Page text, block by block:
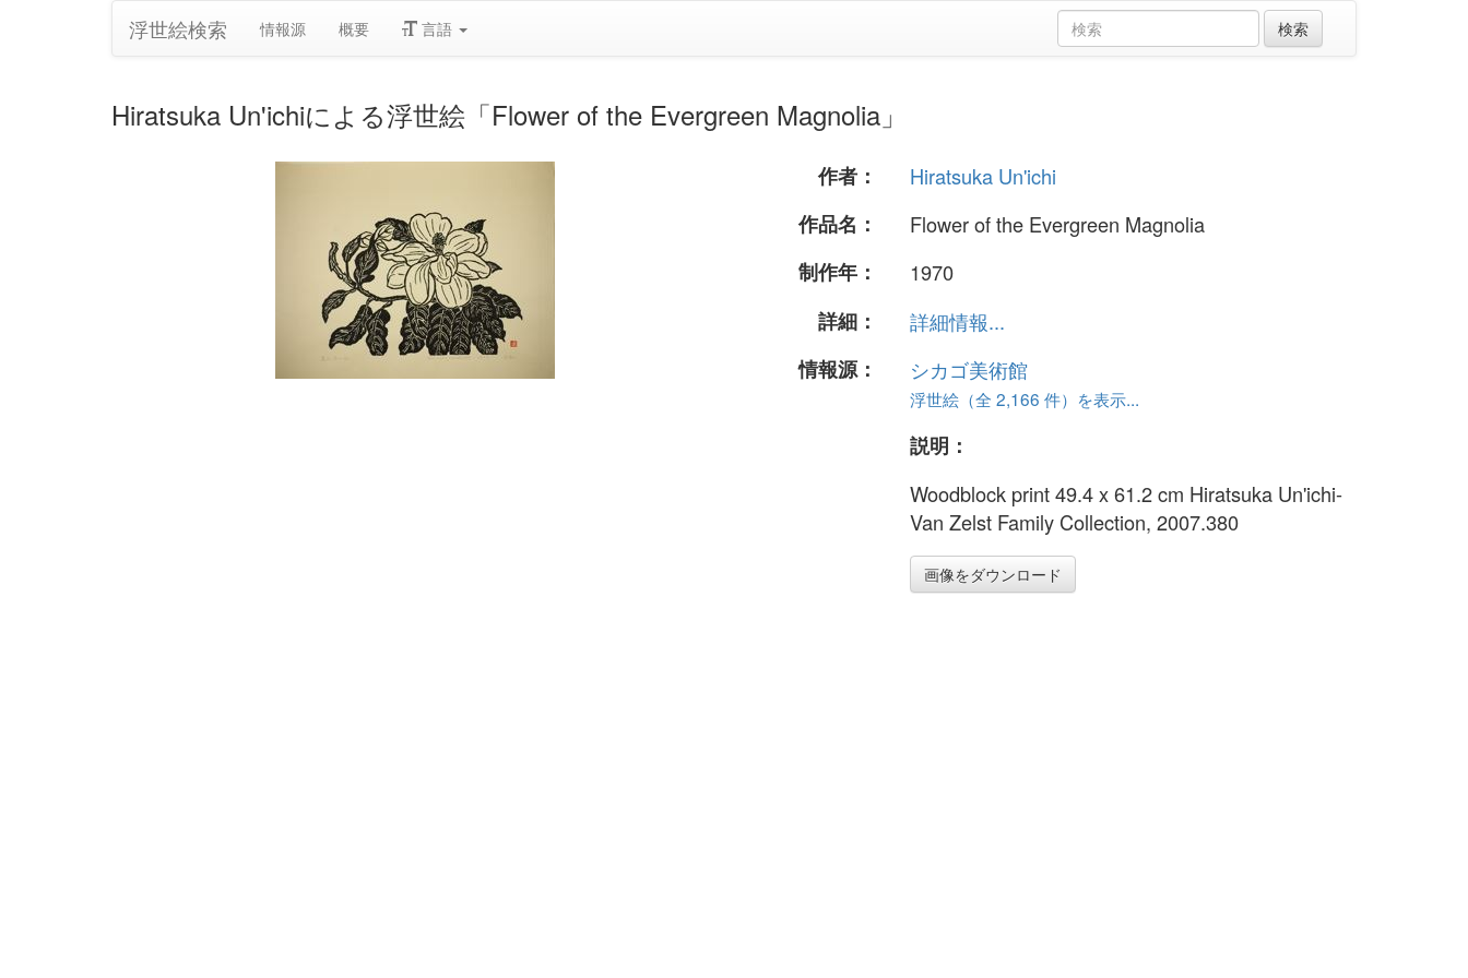
浮世絵検索 情報源 概要 言語
Hiratsuka Un'ichiによる浮世絵「Flower of the Evergreen Magnolia」
作者：
Hiratsuka Un'ichi
作品名：
Flower of the Evergreen Magnolia
制作年：
1970
詳細：
詳細情報...
情報源：
シカゴ美術館
浮世絵（全 2,166 件）を表示...
説明：
Woodblock print 49.4 x 61.2 cm Hiratsuka Un'ichi-
Van Zelst Family Collection, 2007.380
画像をダウンロード